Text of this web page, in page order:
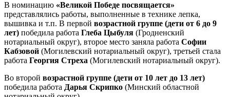
В номинацию «Великой Победе посвящается»
представлялись работы, выполненные в технике лепка,
вышивка и т.п. В первой возрастной группе (дети от 6 до 9
лет) победила работа Глеба Цыбуля (Гродненский
нотариальный округ), второе место заняла работа Софии
Кабзовой (Могилевский нотариальный округ), третьей стала
работа Георгия Стреха (Могилевский нотариальный округ).
Во второй возрастной группе (дети от 10 лет до 13 лет)
победила работа Дарья Скрипко (Минский областной